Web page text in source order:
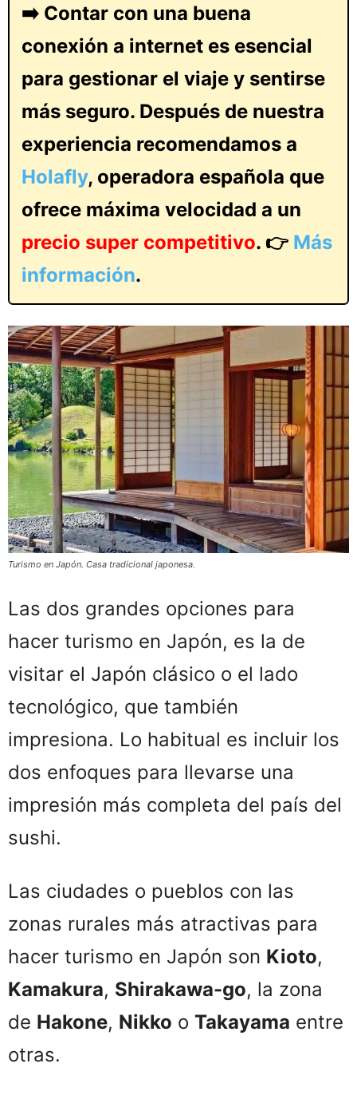
➡️ Contar con una buena
conexión a internet es esencial
para gestionar el viaje y sentirse
más seguro. Después de nuestra
experiencia recomendamos a
Holafly, operadora española que
ofrece máxima velocidad a un
precio super competitivo. 👉 Más
información.
Turismo en Japón. Casa tradicional japonesa.
Las dos grandes opciones para
hacer turismo en Japón, es la de
visitar el Japón clásico o el lado
tecnológico, que también
impresiona. Lo habitual es incluir los
dos enfoques para llevarse una
impresión más completa del país del
sushi.
Las ciudades o pueblos con las
zonas rurales más atractivas para
hacer turismo en Japón son Kioto,
Kamakura, Shirakawa-go, la zona
de Hakone, Nikko o Takayama entre
otras.